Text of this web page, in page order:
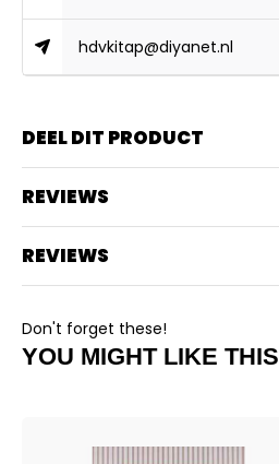
hdvkitap@diyanet.nl
DEEL DIT PRODUCT
REVIEWS
REVIEWS
Don't forget these!
YOU MIGHT LIKE THIS